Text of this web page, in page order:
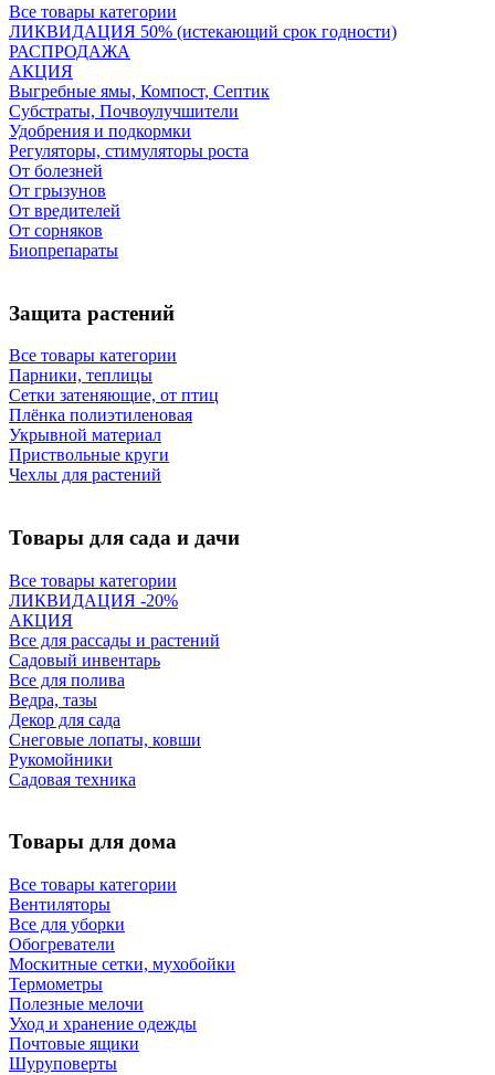
Все товары категории
ЛИКВИДАЦИЯ 50% (истекающий срок годности)
РАСПРОДАЖА
АКЦИЯ
Выгребные ямы, Компост, Септик
Субстраты, Почвоулучшители
Удобрения и подкормки
Регуляторы, стимуляторы роста
От болезней
От грызунов
От вредителей
От сорняков
Биопрепараты
Защита растений
Все товары категории
Парники, теплицы
Сетки затеняющие, от птиц
Плёнка полиэтиленовая
Укрывной материал
Приствольные круги
Чехлы для растений
Товары для сада и дачи
Все товары категории
ЛИКВИДАЦИЯ -20%
АКЦИЯ
Все для рассады и растений
Садовый инвентарь
Все для полива
Ведра, тазы
Декор для сада
Снеговые лопаты, ковши
Рукомойники
Садовая техника
Товары для дома
Все товары категории
Вентиляторы
Все для уборки
Обогреватели
Москитные сетки, мухобойки
Термометры
Полезные мелочи
Уход и хранение одежды
Почтовые ящики
Шуруповерты